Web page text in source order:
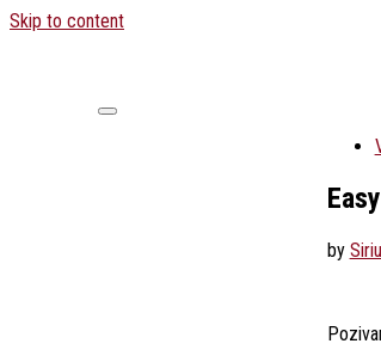
Skip to content
by